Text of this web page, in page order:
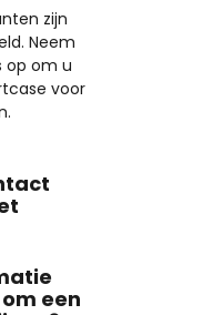
zijn
Neem
om u
voor
een